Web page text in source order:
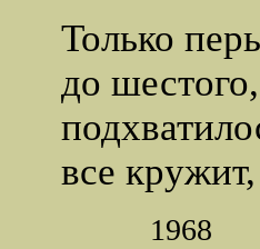
Только
до
все
1968